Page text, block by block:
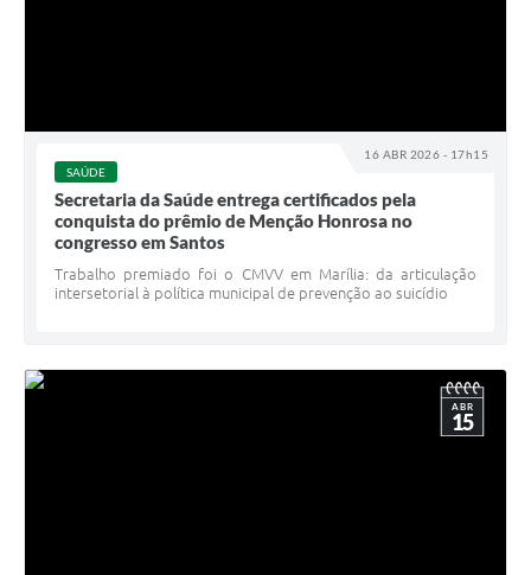
16 ABR 2026 - 17h15
SAÚDE
Secretaria da Saúde entrega certificados pela
conquista do prêmio de Menção Honrosa no
congresso em Santos
Trabalho premiado foi o CMVV em Marília: da articulação
intersetorial à política municipal de prevenção ao suicídio
ABR
15